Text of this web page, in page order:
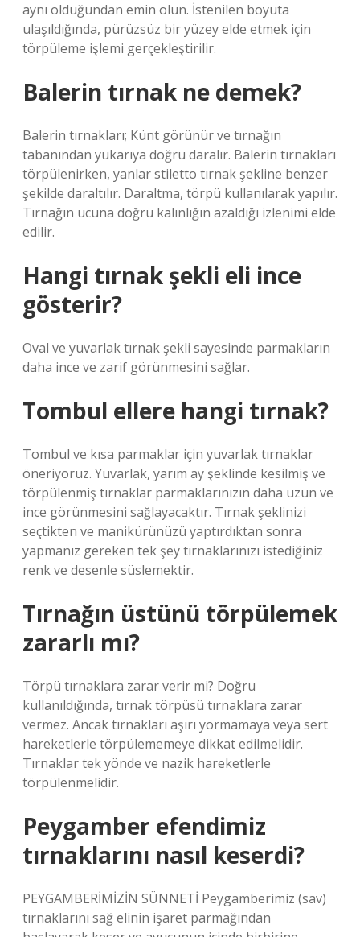
aynı olduğundan emin olun. İstenilen boyuta
ulaşıldığında, pürüzsüz bir yüzey elde etmek için
törpüleme işlemi gerçekleştirilir.
Balerin tırnak ne demek?
Balerin tırnakları; Künt görünür ve tırnağın
tabanından yukarıya doğru daralır. Balerin tırnakları
törpülenirken, yanlar stiletto tırnak şekline benzer
şekilde daraltılır. Daraltma, törpü kullanılarak yapılır.
Tırnağın ucuna doğru kalınlığın azaldığı izlenimi elde
edilir.
Hangi tırnak şekli eli ince
gösterir?
Oval ve yuvarlak tırnak şekli sayesinde parmakların
daha ince ve zarif görünmesini sağlar.
Tombul ellere hangi tırnak?
Tombul ve kısa parmaklar için yuvarlak tırnaklar
öneriyoruz. Yuvarlak, yarım ay şeklinde kesilmiş ve
törpülenmiş tırnaklar parmaklarınızın daha uzun ve
ince görünmesini sağlayacaktır. Tırnak şeklinizi
seçtikten ve manikürünüzü yaptırdıktan sonra
yapmanız gereken tek şey tırnaklarınızı istediğiniz
renk ve desenle süslemektir.
Tırnağın üstünü törpülemek
zararlı mı?
Törpü tırnaklara zarar verir mi? Doğru
kullanıldığında, tırnak törpüsü tırnaklara zarar
vermez. Ancak tırnakları aşırı yormamaya veya sert
hareketlerle törpülememeye dikkat edilmelidir.
Tırnaklar tek yönde ve nazik hareketlerle
törpülenmelidir.
Peygamber efendimiz
tırnaklarını nasıl keserdi?
PEYGAMBERİMİZİN SÜNNETİ Peygamberimiz (sav)
tırnaklarını sağ elinin işaret parmağından